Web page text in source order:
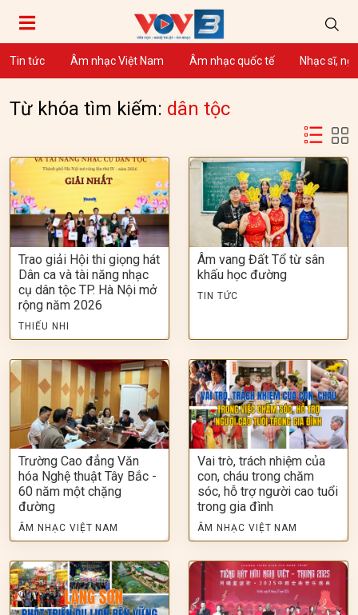
Tin tức Âm nhạc Việt Nam Âm nhạc quốc tế Nhạc sĩ,
Từ khóa tìm kiếm: dân tộc
Trao giải Hội thi giọng hát
Dân ca và tài năng nhạc
cụ dân tộc TP. Hà Nội mở
rộng năm 2026
THIẾU NHI
Âm vang Đất Tổ từ sân
khấu học đường
TIN TỨC
Trường Cao đẳng Văn
hóa Nghệ thuật Tây Bắc -
60 năm một chặng
đường
ÂM NHẠC VIỆT NAM
Vai trò, trách nhiệm của
con, cháu trong chăm
sóc, hỗ trợ người cao tuổi
trong gia đình
ÂM NHẠC VIỆT NAM